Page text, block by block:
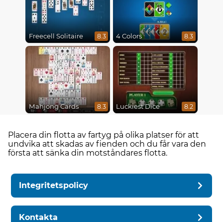
Freecell Solitaire 8.3 4 Colors 8.3
Mahjong Cards 8.3 Luckiest Dice 8.2
Placera din flotta av fartyg på olika platser för att
undvika att skadas av fienden och du får vara den
första att sänka din motståndares flotta.
Integritetspolicy
Kontakta